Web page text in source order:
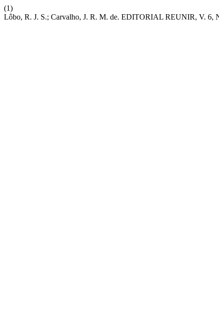
(1)
Lôbo, R. J. S.; Carvalho, J. R. M. de. EDITORIAL REUNIR, V. 6,